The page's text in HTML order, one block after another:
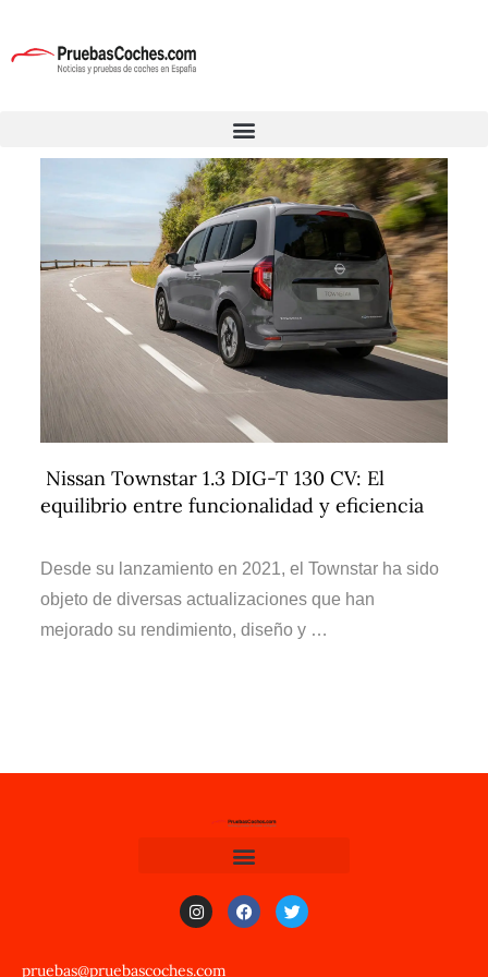
Nissan Townstar 1.3 DIG-T 130 CV: El
equilibrio entre funcionalidad y eficiencia
Desde su lanzamiento en 2021, el Townstar ha sido
objeto de diversas actualizaciones que han
mejorado su rendimiento, diseño y …
pruebas@pruebascoches.com